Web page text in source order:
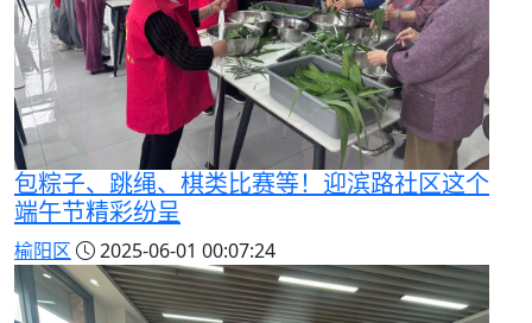
包粽子、跳绳、棋类比赛等！迎滨路社区这个
端午节精彩纷呈
榆阳区 2025-06-01 00:07:24